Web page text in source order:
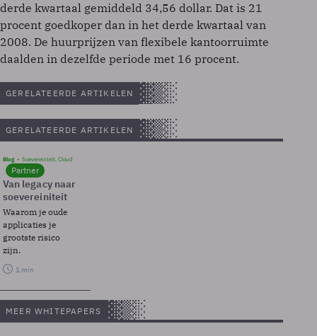
derde kwartaal gemiddeld 34,56 dollar. Dat is 21
procent goedkoper dan in het derde kwartaal van
2008. De huurprijzen van flexibele kantoorruimte
daalden in dezelfde periode met 16 procent.
GERELATEERDE ARTIKELEN
GERELATEERDE ARTIKELEN
Blog Soevereinteit, Cloud
Partner
Van legacy naar
soevereiniteit
Waarom je oude
applicaties je
grootste risico
zijn.
1 min
MEER WHITEPAPERS